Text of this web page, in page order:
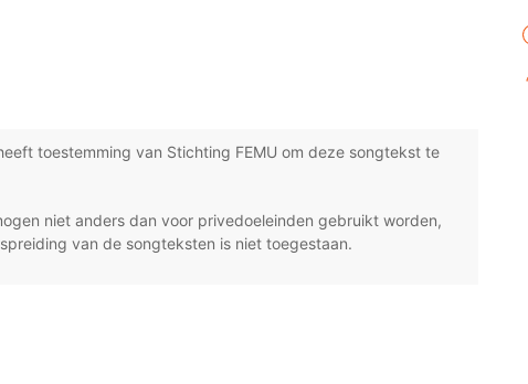
toestemming van Stichting FEMU om deze songtekst te
niet anders dan voor privedoeleinden gebruikt worden,
van de songteksten is niet toegestaan.